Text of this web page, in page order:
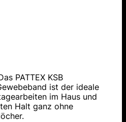
PATTEX KSB
ist der ideale
im Haus und
Halt ganz ohne